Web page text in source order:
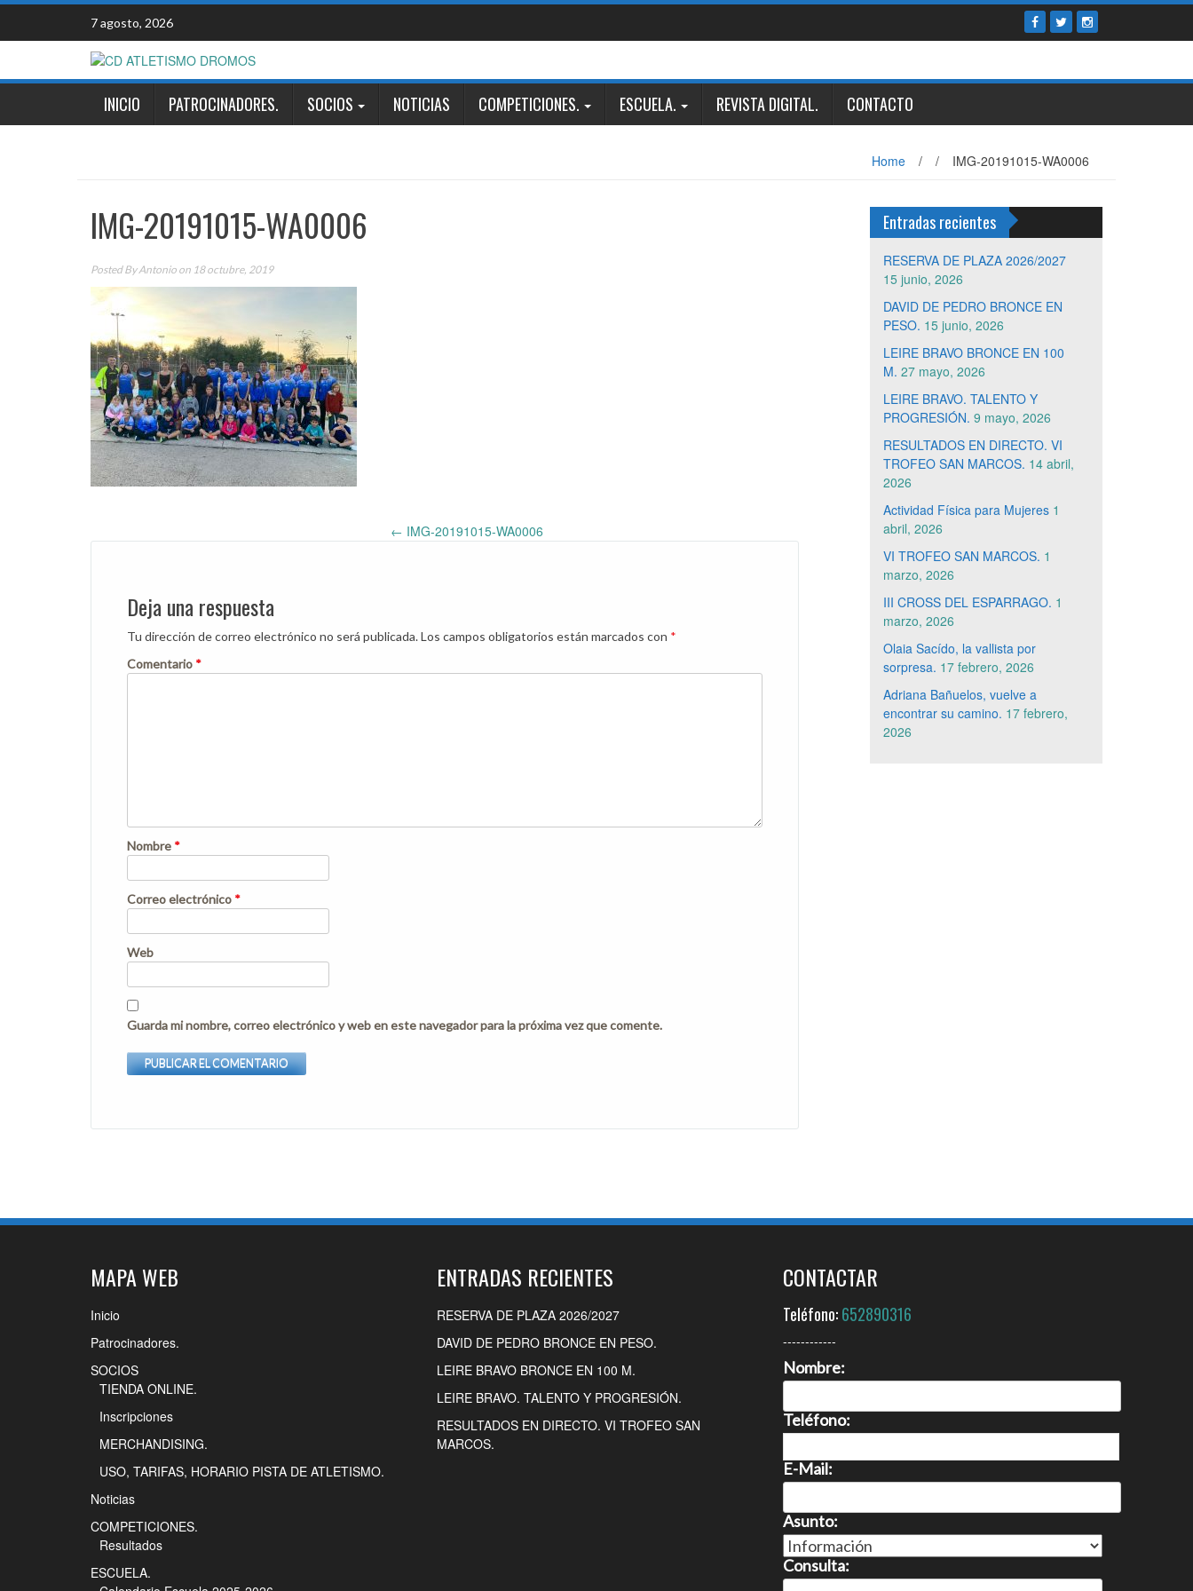
Skip
content
7 agosto, 2026
INICIO PATROCINADORES. SOCIOS NOTICIAS COMPETICIONES. ESCUELA. REVISTA DIGITAL. CONTACTO
Home / / IMG-20191015-WA0006
IMG-20191015-WA0006
Posted ByAntonio on 18 octubre, 2019
Post ← IMG-20191015-WA0006
Deja una respuesta
Tu dirección de correo electrónico no será publicada.Los campos obligatorios están marcados con *
Comentario *
Nombre *
Correo electrónico *
Web
Guarda mi nombre, correo electrónico y web en este navegador para la próxima vez que comente.
Entradas recientes
RESERVA DE PLAZA 2026/2027
15 junio, 2026
DAVID DE PEDRO BRONCE EN
PESO. 15 junio, 2026
LEIRE BRAVO BRONCE EN 100
M. 27 mayo, 2026
LEIRE BRAVO. TALENTO Y
PROGRESIÓN. 9 mayo, 2026
RESULTADOS EN DIRECTO. VI
TROFEO SAN MARCOS. 14 abril,
2026
Actividad Física para Mujeres 1
abril, 2026
VI TROFEO SAN MARCOS. 1
marzo, 2026
III CROSS DEL ESPARRAGO. 1
marzo, 2026
Olaia Sacído, la vallista por
sorpresa. 17 febrero, 2026
Adriana Bañuelos, vuelve a
encontrar su camino. 17 febrero,
2026
MAPA WEB
Inicio
Patrocinadores.
SOCIOS
TIENDA ONLINE.
Inscripciones
MERCHANDISING.
USO, TARIFAS, HORARIO PISTA DE ATLETISMO.
Noticias
COMPETICIONES.
Resultados
ESCUELA.
ENTRADAS RECIENTES
RESERVA DE PLAZA 2026/2027
DAVID DE PEDRO BRONCE EN PESO.
LEIRE BRAVO BRONCE EN 100 M.
LEIRE BRAVO. TALENTO Y PROGRESIÓN.
RESULTADOS EN DIRECTO. VI TROFEO SAN
MARCOS.
CONTACTAR
Teléfono:652890316
------------
Nombre:
Teléfono:
E-Mail:
Asunto:
Consulta: